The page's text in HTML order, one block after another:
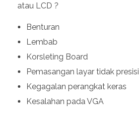
atau LCD ?
Benturan
Lembab
Korsleting Board
Pemasangan layar tidak presisi
Kegagalan perangkat keras
Kesalahan pada VGA